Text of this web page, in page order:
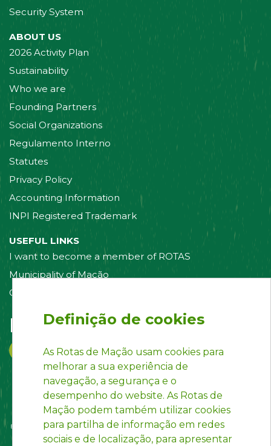
Security System
ABOUT US
2026 Activity Plan
Sustainability
Who we are
Founding Partners
Social Organizations
Regulamento Interno
Statutes
Privacy Policy
Accounting Information
INPI Registered Trademark
USEFUL LINKS
I want to become a member of ROTAS
Municipality of Mação
Contact us
Follow us on:
Definição de cookies
As Rotas de Mação usam cookies para
melhorar a sua experiência de
navegação, a segurança e o
desempenho do website. As Rotas de
Mação podem também utilizar cookies
para partilha de informação em redes
sociais e de localização, para apresentar